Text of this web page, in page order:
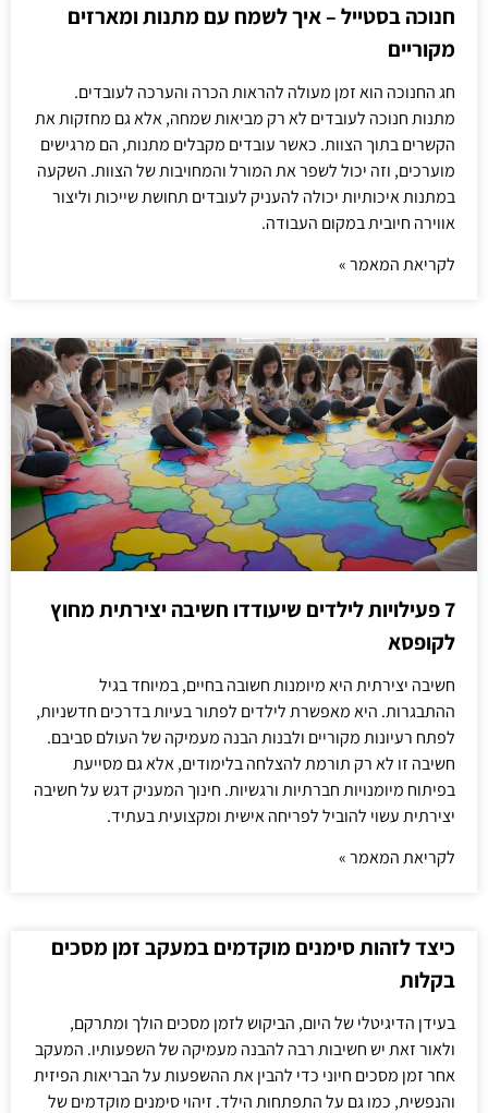
חנוכה בסטייל – איך לשמח עם מתנות ומארזים
מקוריים
חג החנוכה הוא זמן מעולה להראות הכרה והערכה לעובדים.
מתנות חנוכה לעובדים לא רק מביאות שמחה, אלא גם מחזקות את
הקשרים בתוך הצוות. כאשר עובדים מקבלים מתנות, הם מרגישים
מוערכים, וזה יכול לשפר את המורל והמחויבות של הצוות. השקעה
במתנות איכותיות יכולה להעניק לעובדים תחושת שייכות וליצור
אווירה חיובית במקום העבודה.
לקריאת המאמר »
7 פעילויות לילדים שיעודדו חשיבה יצירתית מחוץ
לקופסא
חשיבה יצירתית היא מיומנות חשובה בחיים, במיוחד בגיל
ההתבגרות. היא מאפשרת לילדים לפתור בעיות בדרכים חדשניות,
לפתח רעיונות מקוריים ולבנות הבנה מעמיקה של העולם סביבם.
חשיבה זו לא רק תורמת להצלחה בלימודים, אלא גם מסייעת
בפיתוח מיומנויות חברתיות ורגשיות. חינוך המעניק דגש על חשיבה
יצירתית עשוי להוביל לפריחה אישית ומקצועית בעתיד.
לקריאת המאמר »
כיצד לזהות סימנים מוקדמים במעקב זמן מסכים
בקלות
בעידן הדיגיטלי של היום, הביקוש לזמן מסכים הולך ומתרקם,
ולאור זאת יש חשיבות רבה להבנה מעמיקה של השפעותיו. המעקב
אחר זמן מסכים חיוני כדי להבין את ההשפעות על הבריאות הפיזית
והנפשית, כמו גם על התפתחות הילד. זיהוי סימנים מוקדמים של